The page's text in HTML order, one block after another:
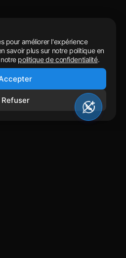
pour améliorer l'expérience
savoir plus sur notre politique en
politique de confidentialité.
Refuser